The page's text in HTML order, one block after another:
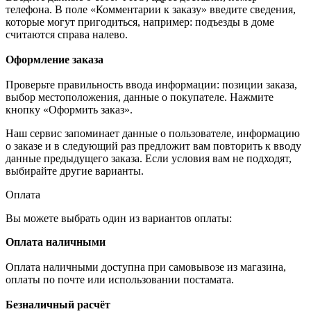
телефона. В поле «Комментарии к заказу» введите сведения,
которые могут пригодиться, например: подъезды в доме
считаются справа налево.
Оформление заказа
Проверьте правильность ввода информации: позиции заказа,
выбор местоположения, данные о покупателе. Нажмите
кнопку «Оформить заказ».
Наш сервис запоминает данные о пользователе, информацию
о заказе и в следующий раз предложит вам повторить к вводу
данные предыдущего заказа. Если условия вам не подходят,
выбирайте другие варианты.
Оплата
Вы можете выбрать один из вариантов оплаты:
Оплата наличными
Оплата наличными доступна при самовывозе из магазина,
оплаты по почте или использовании постамата.
Безналичный расчёт